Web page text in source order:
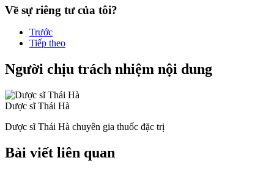
Về sự riêng tư của tôi?
Trước
Tiếp theo
Người chịu trách nhiệm nội dung
Dược sĩ Thái Hà
Dược sĩ Thái Hà chuyên gia thuốc đặc trị
Bài viết liên quan